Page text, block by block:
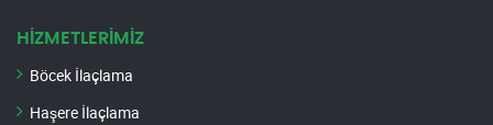
HİZMETLERİMİZ
Böcek İlaçlama
Haşere İlaçlama